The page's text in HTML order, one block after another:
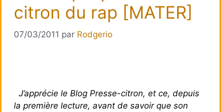
citron du rap [MATER]
07/03/2011 par Rodgerio
J’apprécie le Blog Presse-citron, et ce, depuis
la première lecture, avant de savoir que son